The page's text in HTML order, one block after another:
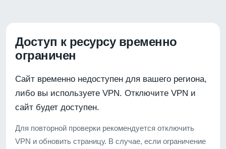
Доступ к ресурсу временно
ограничен
Сайт временно недоступен для вашего региона,
либо вы используете VPN. Отключите VPN и
сайт будет доступен.
Для повторной проверки рекомендуется отключить
VPN и обновить страницу. В случае, если ограничение